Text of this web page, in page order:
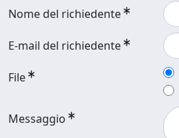
Nome del richiedente
E-mail del richiedente
File
Messaggio